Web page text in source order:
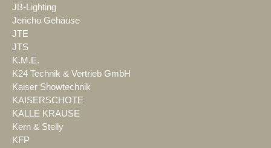
JB-Lighting
Jericho Gehäuse
JTE
JTS
K.M.E.
K24 Technik & Vertrieb GmbH
Kaiser Showtechnik
KAISERSCHOTE
KALLE KRAUSE
Kern & Stelly
KFP